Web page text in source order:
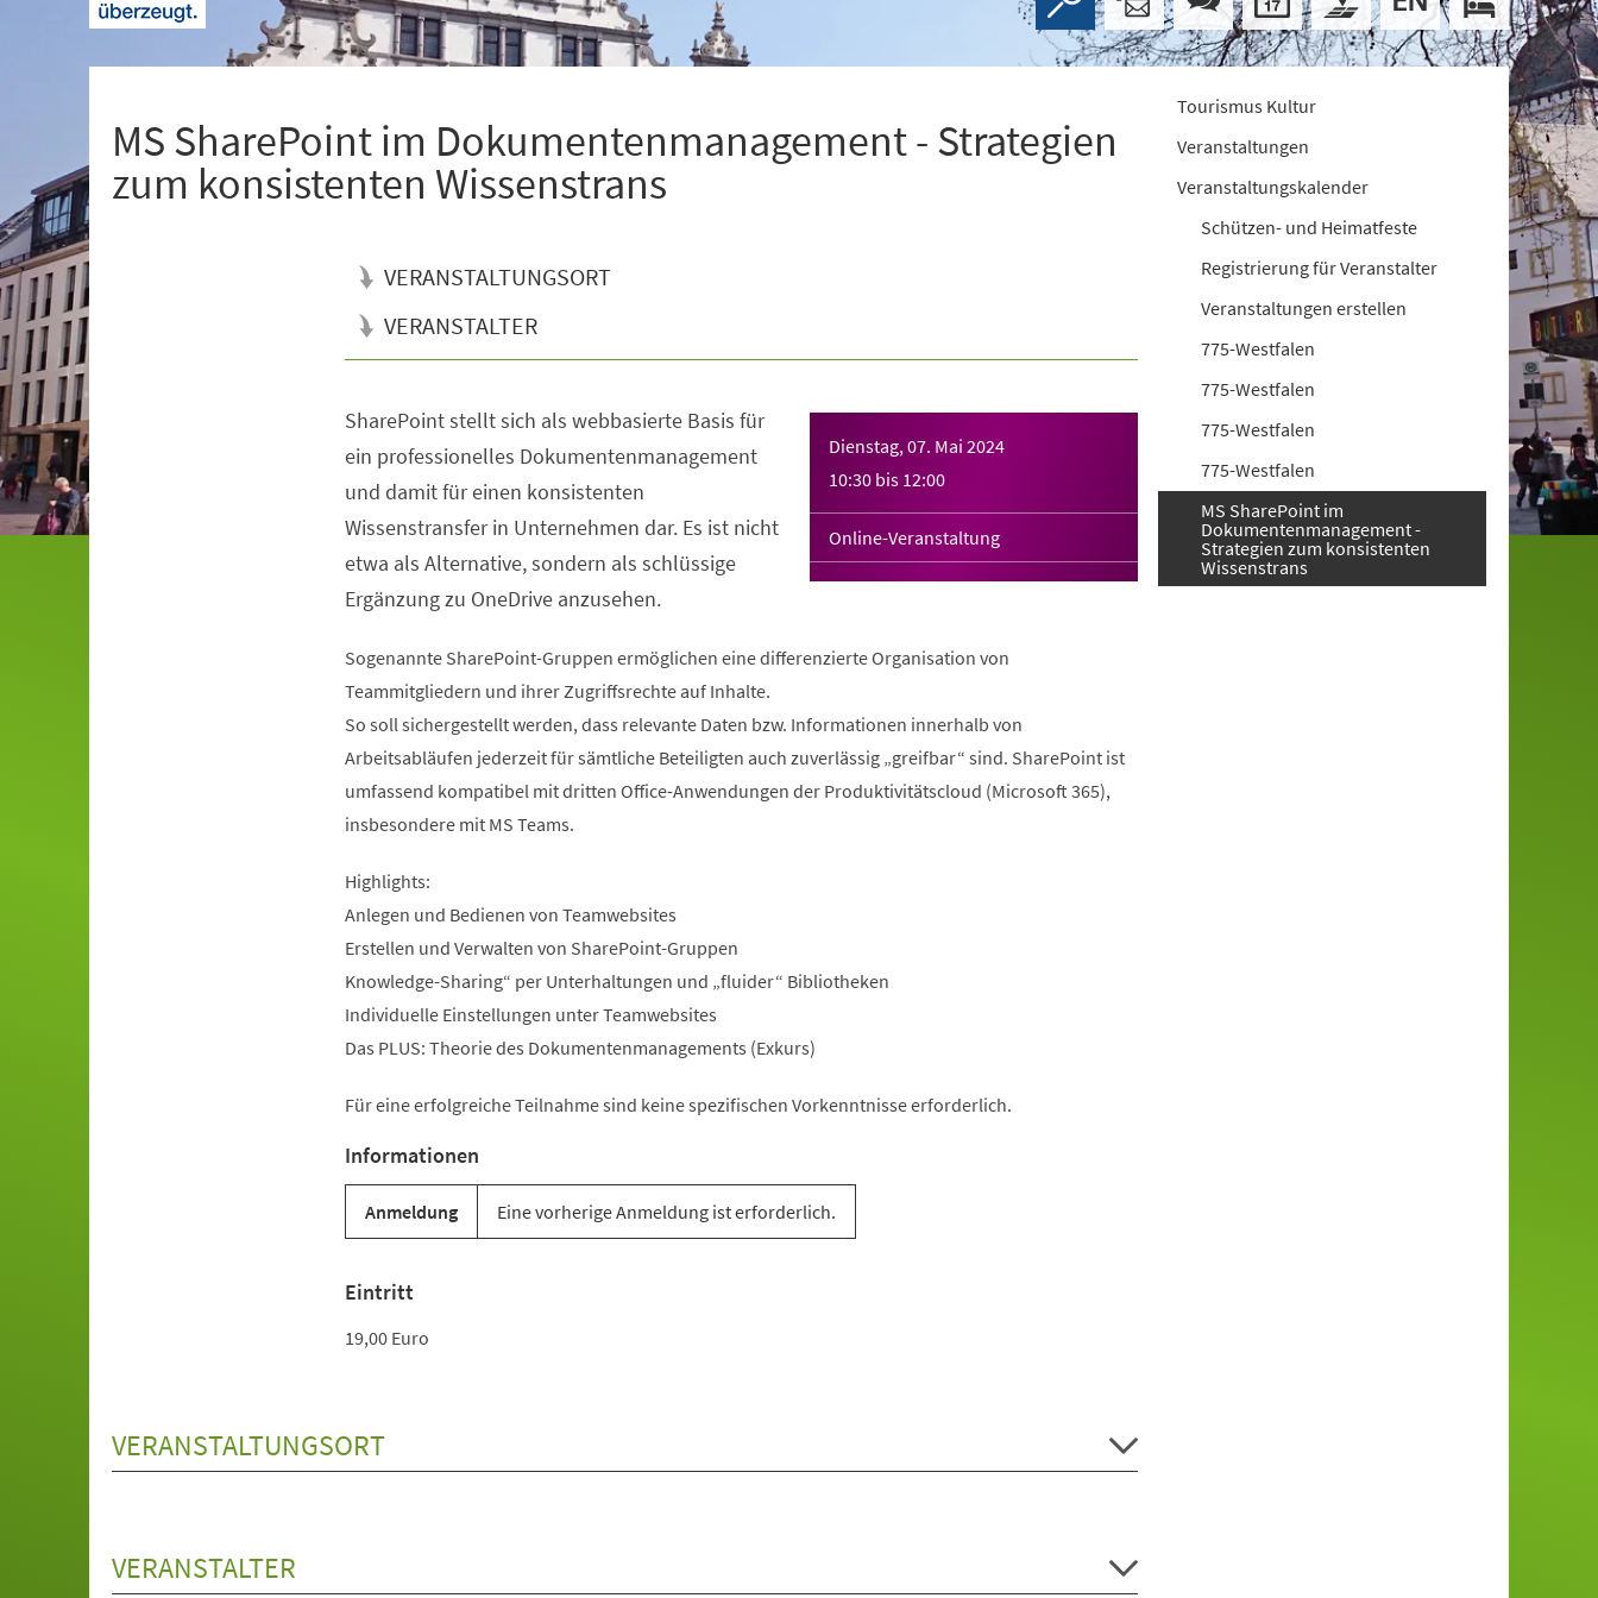
MS SharePoint im Dokumentenmanagement - Strategien
zum konsistenten Wissenstrans
VERANSTALTUNGSORT
VERANSTALTER
Dienstag, 07. Mai 2024
10:30 bis 12:00
Online-Veranstaltung
SharePoint stellt sich als webbasierte Basis für
ein professionelles Dokumentenmanagement
und damit für einen konsistenten
Wissenstransfer in Unternehmen dar. Es ist nicht
etwa als Alternative, sondern als schlüssige
Ergänzung zu OneDrive anzusehen.
Sogenannte SharePoint-Gruppen ermöglichen eine differenzierte Organisation von
Teammitgliedern und ihrer Zugriffsrechte auf Inhalte.
So soll sichergestellt werden, dass relevante Daten bzw. Informationen innerhalb von
Arbeitsabläufen jederzeit für sämtliche Beteiligten auch zuverlässig „greifbar“ sind. SharePoint ist
umfassend kompatibel mit dritten Office-Anwendungen der Produktivitätscloud (Microsoft 365),
insbesondere mit MS Teams.
Highlights:
Anlegen und Bedienen von Teamwebsites
Erstellen und Verwalten von SharePoint-Gruppen
Knowledge-Sharing“ per Unterhaltungen und „fluider“ Bibliotheken
Individuelle Einstellungen unter Teamwebsites
Das PLUS: Theorie des Dokumentenmanagements (Exkurs)
Für eine erfolgreiche Teilnahme sind keine spezifischen Vorkenntnisse erforderlich.
Informationen
Anmeldung Eine vorherige Anmeldung ist erforderlich.
Eintritt
19,00 Euro
VERANSTALTUNGSORT
VERANSTALTER
Tourismus Kultur
Veranstaltungen
Veranstaltungskalender
Schützen- und Heimatfeste
Registrierung für Veranstalter
Veranstaltungen erstellen
775-Westfalen
775-Westfalen
775-Westfalen
775-Westfalen
MS SharePoint im
Dokumentenmanagement -
Strategien zum konsistenten
Wissenstrans